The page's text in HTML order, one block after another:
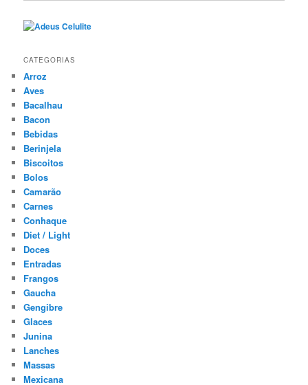
CATEGORIAS
Arroz
Aves
Bacalhau
Bacon
Bebidas
Berinjela
Biscoitos
Bolos
Camarão
Carnes
Conhaque
Diet / Light
Doces
Entradas
Frangos
Gaucha
Gengibre
Glaces
Junina
Lanches
Massas
Mexicana